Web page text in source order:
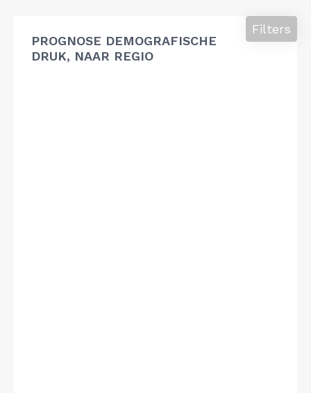
PROGNOSE DEMOGRAFISCHE
DRUK, NAAR REGIO
Filters